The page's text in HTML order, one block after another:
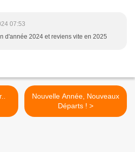
07:53
d'année 2024 et reviens vite en 2025
Nouvelle Année, Nouveaux
Départs ! >